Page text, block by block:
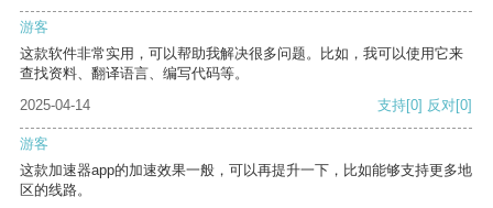
游客
这款软件非常实用，可以帮助我解决很多问题。比如，我可以使用它来
查找资料、翻译语言、编写代码等。
2025-04-14
支持[0] 反对[0]
游客
这款加速器app的加速效果一般，可以再提升一下，比如能够支持更多地
区的线路。